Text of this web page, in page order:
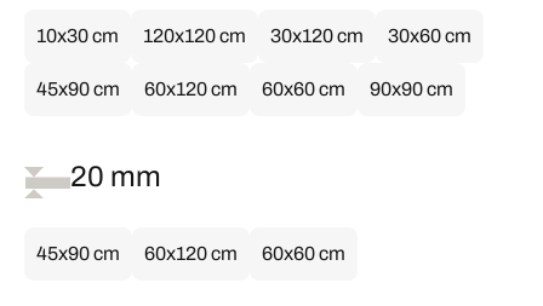
10x30 cm 120x120 cm 30x120 cm 30x60 cm
45x90 cm 60x120 cm 60x60 cm 90x90 cm
20 mm
45x90 cm 60x120 cm 60x60 cm